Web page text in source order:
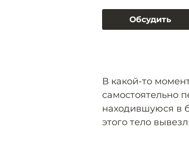
Обсудить
В какой-то
самостоятельно
находившуюся в
этого тело